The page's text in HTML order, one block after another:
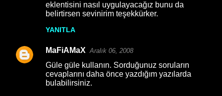
eklentisini nasıl uygulayacağız bunu da
belirtirsen sevinirim teşekkürker.
YANITLA
MaFiAMaX Aralık 06, 2008
Güle güle kullanın. Sorduğunuz soruların
cevaplarını daha önce yazdığım yazılarda
bulabilirsiniz.